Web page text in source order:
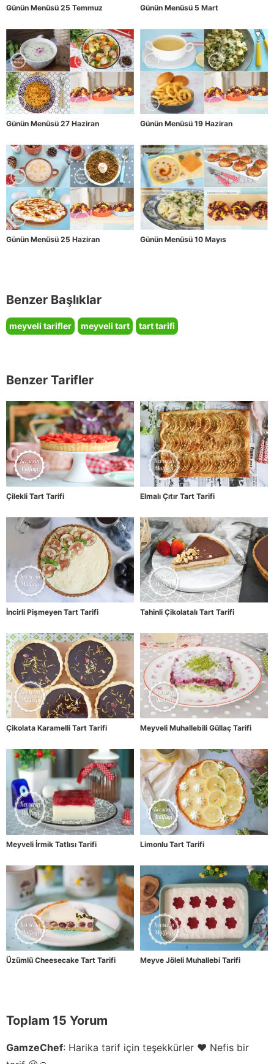
Günün Menüsü 25 Temmuz Günün Menüsü 5 Mart
Günün Menüsü 27 Haziran Günün Menüsü 19 Haziran
Günün Menüsü 25 Haziran Günün Menüsü 10 Mayıs
Benzer Başlıklar
meyveli tarifler meyveli tart tart tarifi
Benzer Tarifler
Çilekli Tart Tarifi Elmalı Çıtır Tart Tarifi
İncirli Pişmeyen Tart Tarifi Tahinli Çikolatalı Tart Tarifi
Çikolata Karamelli Tart Tarifi Meyveli Muhallebili Güllaç Tarifi
Meyveli İrmik Tatlısı Tarifi Limonlu Tart Tarifi
Üzümlü Cheesecake Tart Tarifi Meyve Jöleli Muhallebi Tarifi
Toplam 15 Yorum
GamzeChef: Harika tarif için teşekkürler ❤️ Nefis bir